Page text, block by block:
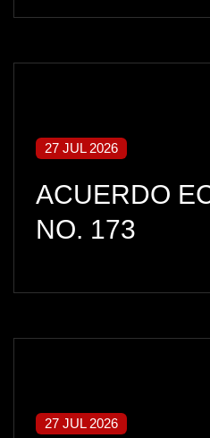
27 JUL 2026
ACUERDO
NO. 173
27 JUL 2026